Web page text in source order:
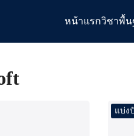
หน้าแรกวิชาพื้น
แบ่ง